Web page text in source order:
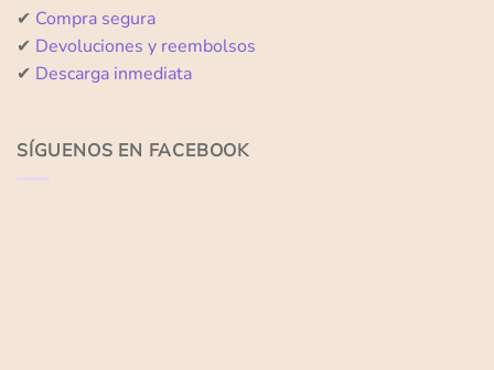
✔ Compra segura
✔ Devoluciones y reembolsos
✔ Descarga inmediata
SÍGUENOS EN FACEBOOK